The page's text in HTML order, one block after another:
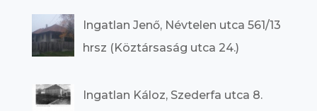
Ingatlan Jenő, Névtelen utca 561/13
hrsz (Köztársaság utca 24.)
Ingatlan Káloz, Szederfa utca 8.